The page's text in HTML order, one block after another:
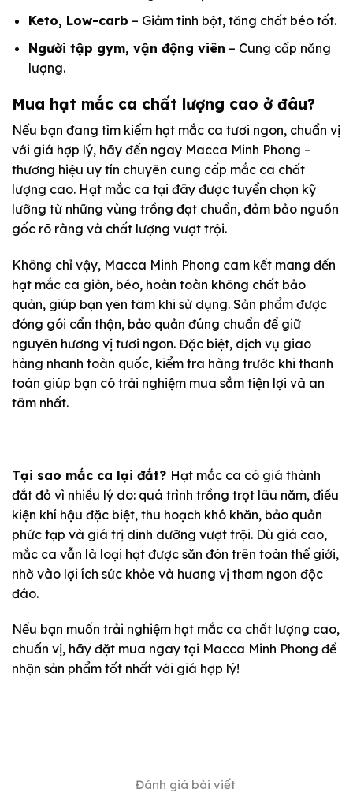
Keto, Low-carb – Giảm tinh bột, tăng chất béo tốt.
Người tập gym, vận động viên – Cung cấp năng
lượng.
Mua hạt mắc ca chất lượng cao ở đâu?
Nếu bạn đang tìm kiếm hạt mắc ca tươi ngon, chuẩn vị
với giá hợp lý, hãy đến ngay Macca Minh Phong –
thương hiệu uy tín chuyên cung cấp mắc ca chất
lượng cao. Hạt mắc ca tại đây được tuyển chọn kỹ
lưỡng từ những vùng trồng đạt chuẩn, đảm bảo nguồn
gốc rõ ràng và chất lượng vượt trội.
Không chỉ vậy, Macca Minh Phong cam kết mang đến
hạt mắc ca giòn, béo, hoàn toàn không chất bảo
quản, giúp bạn yên tâm khi sử dụng. Sản phẩm được
đóng gói cẩn thận, bảo quản đúng chuẩn để giữ
nguyên hương vị tươi ngon. Đặc biệt, dịch vụ giao
hàng nhanh toàn quốc, kiểm tra hàng trước khi thanh
toán giúp bạn có trải nghiệm mua sắm tiện lợi và an
tâm nhất.
Tại sao mắc ca lại đắt? Hạt mắc ca có giá thành
đắt đỏ vì nhiều lý do: quá trình trồng trọt lâu năm, điều
kiện khí hậu đặc biệt, thu hoạch khó khăn, bảo quản
phức tạp và giá trị dinh dưỡng vượt trội. Dù giá cao,
mắc ca vẫn là loại hạt được săn đón trên toàn thế giới,
nhờ vào lợi ích sức khỏe và hương vị thơm ngon độc
đáo.
Nếu bạn muốn trải nghiệm hạt mắc ca chất lượng cao,
chuẩn vị, hãy đặt mua ngay tại Macca Minh Phong để
nhận sản phẩm tốt nhất với giá hợp lý!
Đánh giá bài viết